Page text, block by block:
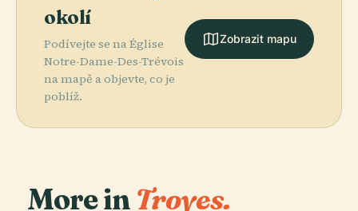
okolí
Podívejte se na Église
Notre-Dame-Des-Trévois
na mapě a objevte, co je
poblíž.
Zobrazit mapu
More in Troyes.